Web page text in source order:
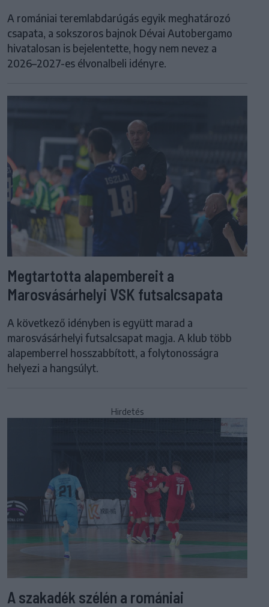
A romániai teremlabdarúgás egyik meghatározó
csapata, a sokszoros bajnok Dévai Autobergamo
hivatalosan is bejelentette, hogy nem nevez a
2026–2027-es élvonalbeli idényre.
Megtartotta alapembereit a
Marosvásárhelyi VSK futsalcsapata
A következő idényben is együtt marad a
marosvásárhelyi futsalcsapat magja. A klub több
alapemberrel hosszabbított, a folytonosságra
helyezi a hangsúlyt.
Hirdetés
A szakadék szélén a romániai